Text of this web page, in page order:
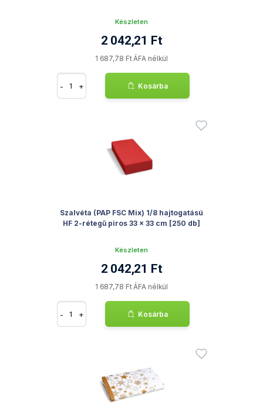
Készleten
2 042,21 Ft
1 687,78 Ft ÁFA nélkül
- + Kosárba
Szalvéta (PAP FSC Mix) 1/8 hajtogatású
HF 2-rétegű piros 33 x 33 cm [250 db]
Készleten
2 042,21 Ft
1 687,78 Ft ÁFA nélkül
- + Kosárba